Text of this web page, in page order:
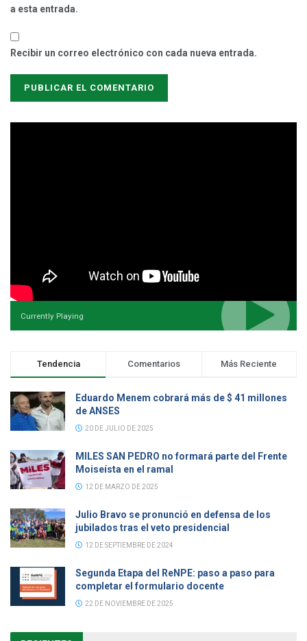
a esta entrada.
Recibir un correo electrónico con cada nueva entrada.
Currently Playing
Tendencia Comentarios Más Reciente
Eduardo Menem cobrará más de $ 41 millones
de ANSES
20 DE JULIO DE 2025
MILES SAN PEDRO no formará parte del Frente
Moiseísta en el ramal
12 DE MARZO DE 2025
Julio Bravo se pronunció en defensa de los
jubilados tras el veto presidencial
12 DE SEPTIEMBRE DE 2024
Segunda Etapa del ReNPE: paso a paso para
completar el formulario docente
22 DE NOVIEMBRE DE 2025